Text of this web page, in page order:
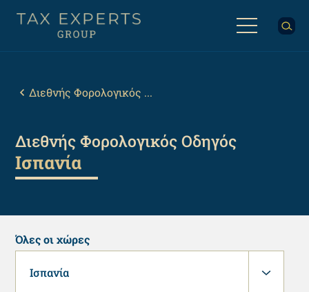
προς
Breadcrumb
Διεθνής Φορολογικός ...
Διεθνής Φορολογικός Οδηγός
Ισπανία
Όλες οι χώρες
Ισπανία